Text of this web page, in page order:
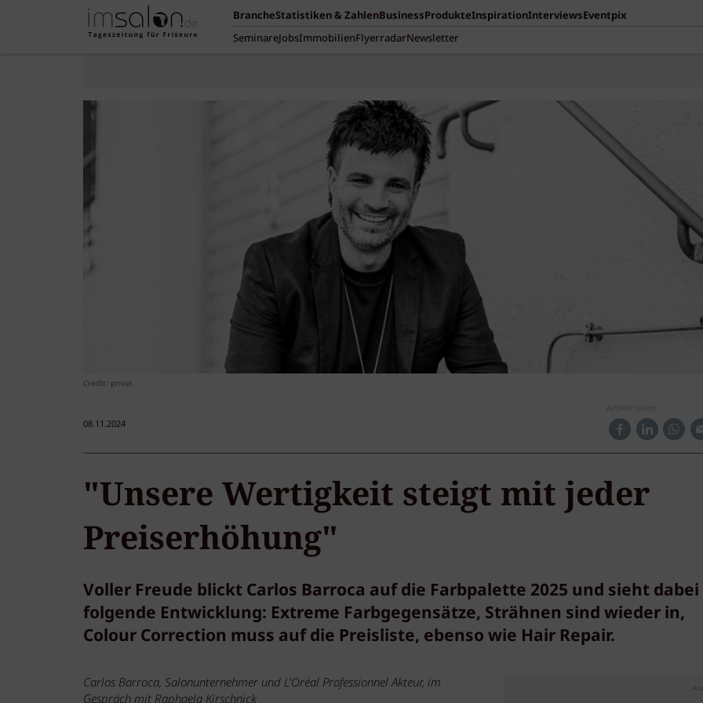
BrancheStatistiken & ZahlenBusinessProdukteInspirationInterviewsEventpix
SeminareJobsImmobilienFlyerradarNewsletter
Credit: privat
08.11.2024
Artikel teilen:
"Unsere Wertigkeit steigt mit jeder
Preiserhöhung"
Voller Freude blickt Carlos Barroca auf die Farbpalette 2025 und sieht dabei
folgende Entwicklung: Extreme Farbgegensätze, Strähnen sind wieder in,
Colour Correction muss auf die Preisliste, ebenso wie Hair Repair.
Carlos Barroca, Salonunternehmer und L'Oréal Professionnel Akteur, im